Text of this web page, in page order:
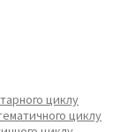
циклу
циклу